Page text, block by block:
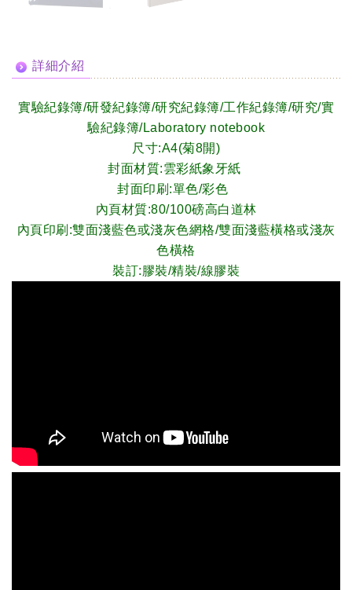
詳細介紹
實驗紀錄簿/研發紀錄簿/研究紀錄簿/工作紀錄簿/研究/實
驗紀錄簿/Laboratory notebook
尺寸:A4(菊8開)
封面材質:雲彩紙象牙紙
封面印刷:單色/彩色
內頁材質:80/100磅高白道林
內頁印刷:雙面淺藍色或淺灰色網格/雙面淺藍橫格或淺灰
色橫格
裝訂:膠裝/精裝/線膠裝